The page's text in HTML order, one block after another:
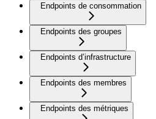
Endpoints de consommation
Endpoints des groupes
Endpoints d’infrastructure
Endpoints des membres
Endpoints des métriques